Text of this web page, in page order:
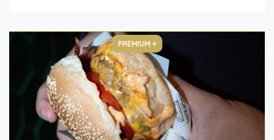
PREMIUM +